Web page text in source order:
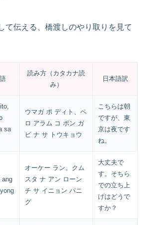
て伝える、橋渡しのやり取りを見て
読み方（カタカナ読
み）
日本語訳
sa
ウマガ ポ ディト、ペ
ロ アラム コ ポン ガ
ビ ナ サ トウキョウ
こちらは朝
ですが、東
京は夜です
ね。
ang
オーケー ラン。クム
スタ ナ アン ローン
チ サ イニョン パニ
グ
大丈夫で
す。そちら
での立ち上
げはどうで
すか？